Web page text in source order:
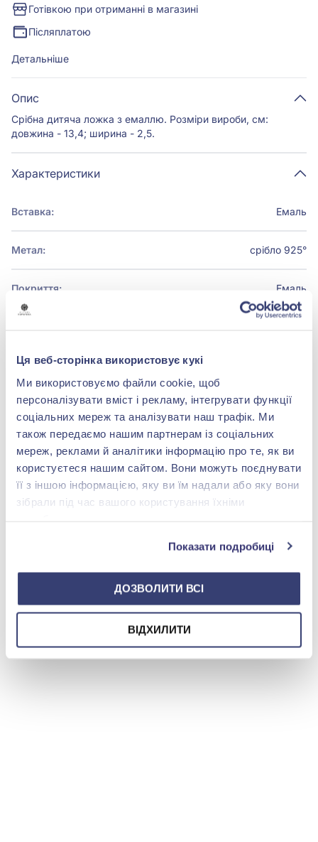
Ця веб-сторінка використовує кукі
Ми використовуємо файли cookie, щоб
персоналізувати вміст і рекламу, інтегрувати функції
соціальних мереж та аналізувати наш трафік. Ми
також передаємо нашим партнерам із соціальних
мереж, реклами й аналітики інформацію про те, як ви
користуєтеся нашим сайтом. Вони можуть поєднувати
її з іншою інформацією, яку ви їм надали або яку вони
зібрали під час вашого користування їхніми
Показати подробиці
ДОЗВОЛИТИ ВСІ
ВІДХИЛИТИ
Готівкою при отриманні в магазині
Післяплатою
Детальніше
Опис
Срібна дитяча ложка з емаллю. Розміри вироби, см:
довжина - 13,4; ширина - 2,5.
Характеристики
Вставка: Емаль
Метал: срібло 925°
Покриття: Емаль
БРЕНДОВЕ ПАКУВАННЯ
Детальніше
shop@zolotakoroleva.ua